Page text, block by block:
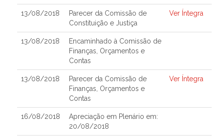
13/08/2018
Parecer da Comissão de
Constituição e Justiça
Ver Íntegra
13/08/2018
Encaminhado à Comissão de
Finanças, Orçamentos e
Contas
13/08/2018
Parecer da Comissão de
Finanças, Orçamentos e
Contas
Ver Íntegra
16/08/2018
Apreciação em Plenário em:
20/08/2018